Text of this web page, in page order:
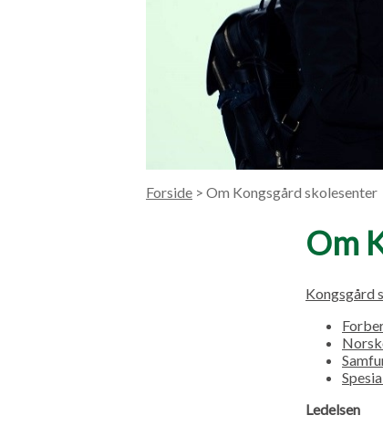
Forside > Om Kongsgård skolesenter
Om
Kongsgård
Ledelsen